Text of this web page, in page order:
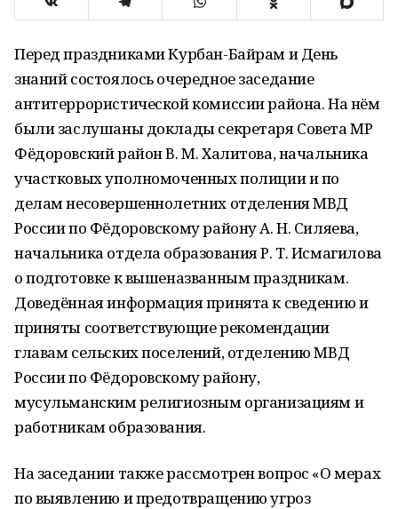
Перед праздниками Курбан-Байрам и День
знаний состоялось очередное заседание
антитеррористической комиссии района. На нём
были заслушаны доклады секретаря Совета МР
Фёдоровский район В. М. Халитова, начальника
участковых уполномоченных полиции и по
делам несовершеннолетних отделения МВД
России по Фёдоровскому району А. Н. Силяева,
начальника отдела образования Р. Т. Исмагилова
о подготовке к вышеназванным праздникам.
Доведённая информация принята к сведению и
приняты соответствующие рекомендации
главам сельских поселений, отделению МВД
России по Фёдоровскому району,
мусульманским религиозным организациям и
работникам образования.
На заседании также рассмотрен вопрос «О мерах
по выявлению и предотвращению угроз